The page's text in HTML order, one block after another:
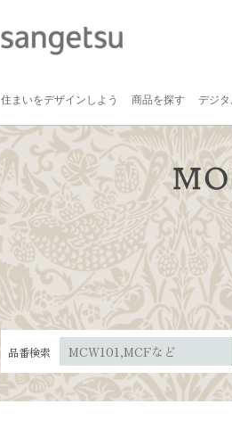
住まいをデザインしよう 商品を探す デジ
品番検索